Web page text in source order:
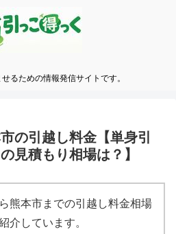
るための情報発信サイトです。
の引越し料金【単身引
見積もり相場は？】
熊本市までの引越し料金相場
介しています。